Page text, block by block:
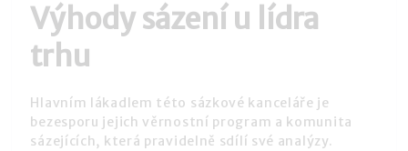
Výhody sázení u lídra
trhu
Hlavním lákadlem této sázkové kanceláře je
bezesporu jejich věrnostní program a komunita
sázejících, která pravidelně sdílí své analýzy.